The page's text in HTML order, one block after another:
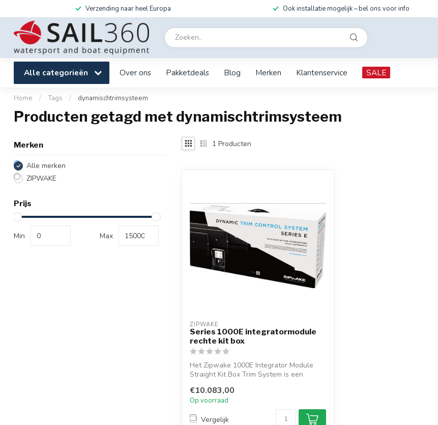
Verzending naar heel Europa Ook installatie mogelijk – bel ons voor info
Alle categorieën Over ons Pakketdeals Blog Merken Klantenservice SALE
Home / Tags / dynamischtrimsysteem
Producten getagd met dynamischtrimsysteem
Merken
Alle merken
ZIPWAKE
Prijs
Min Max
1 Producten
ZIPWAKE
Series 1000E integratormodule
rechte kit box
Het Zipwake 1000E Integrator Module
Straight Kit Box Trim System is een
€10.083,00
Op voorraad
Vergelijk